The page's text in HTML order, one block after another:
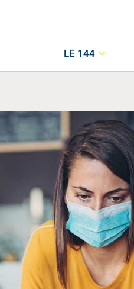
LE 144